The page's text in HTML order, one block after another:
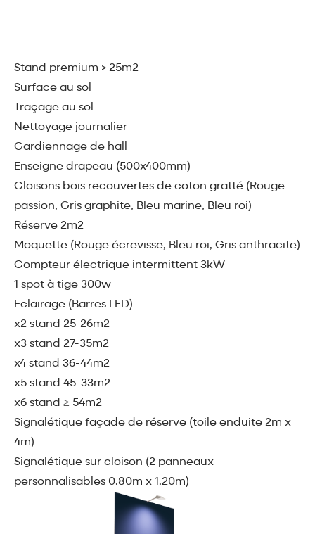
Stand premium > 25m2
Surface au sol
Traçage au sol
Nettoyage journalier
Gardiennage de hall
Enseigne drapeau (500x400mm)
Cloisons bois recouvertes de coton gratté (Rouge
passion, Gris graphite, Bleu marine, Bleu roi)
Réserve 2m2
Moquette (Rouge écrevisse, Bleu roi, Gris anthracite)
Compteur électrique intermittent 3kW
1 spot à tige 300w
Eclairage (Barres LED)
x2 stand 25-26m2
x3 stand 27-35m2
x4 stand 36-44m2
x5 stand 45-33m2
x6 stand ≥ 54m2
Signalétique façade de réserve (toile enduite 2m x
4m)
Signalétique sur cloison (2 panneaux
personnalisables 0.80m x 1.20m)